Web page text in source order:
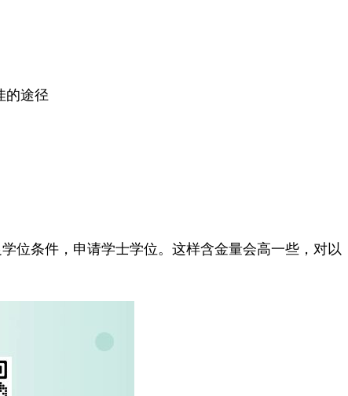
的途径
位条件，申请学士学位。这样含金量会高一些，对以